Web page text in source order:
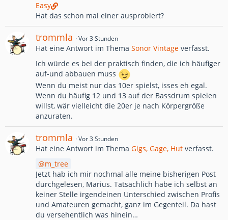
Easy
Hat das schon mal einer ausprobiert?
trommla Vor 3 Stunden
Hat eine Antwort im Thema Sonor Vintage verfasst.
Ich würde es bei der praktisch finden, die ich häufiger
auf-und abbauen muss
Wenn du meist nur das 10er spielst, isses eh egal.
Wenn du häufig 12 und 13 auf der Bassdrum spielen
willst, wär vielleicht die 20er je nach Körpergröße
anzuraten.
trommla Vor 3 Stunden
Hat eine Antwort im Thema Gigs, Gage, Hut verfasst.
m_tree
Jetzt hab ich mir nochmal alle meine bisherigen Post
durchgelesen, Marius. Tatsächlich habe ich selbst an
keiner Stelle irgendeinen Unterschied zwischen Profis
und Amateuren gemacht, ganz im Gegenteil. Da hast
du versehentlich was hinein…